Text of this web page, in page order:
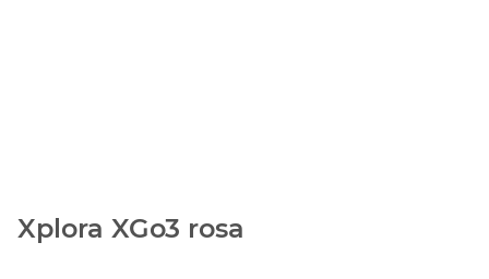
Xplora XGo3 rosa